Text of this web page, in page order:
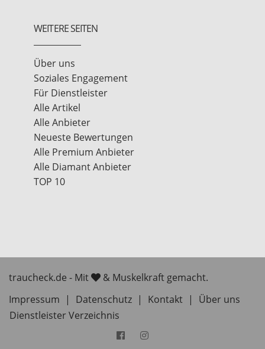
WEITERE SEITEN
Über uns
Soziales Engagement
Für Dienstleister
Alle Artikel
Alle Anbieter
Neueste Bewertungen
Alle Premium Anbieter
Alle Diamant Anbieter
TOP 10
traucheck.de - Mit
& Muskelkraft gemacht.
Impressum
| Datenschutz | Kontakt |
Über uns
Dienstleister Verzeichnis